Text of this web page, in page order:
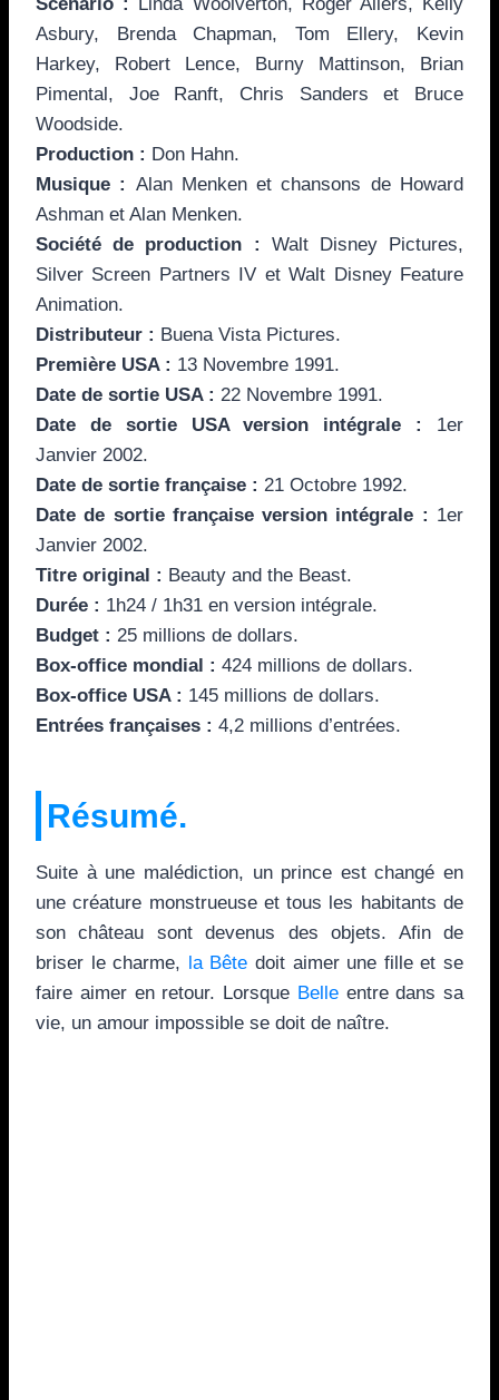
Asbury, Brenda Chapman, Tom Ellery, Kevin
Harkey, Robert Lence, Burny Mattinson, Brian
Pimental, Joe Ranft, Chris Sanders et Bruce
Woodside.
Production : Don Hahn.
Musique : Alan Menken et chansons de Howard
Ashman et Alan Menken.
Société de production : Walt Disney Pictures,
Silver Screen Partners IV et Walt Disney Feature
Animation.
Distributeur : Buena Vista Pictures.
Première USA : 13 Novembre 1991.
Date de sortie USA : 22 Novembre 1991.
Date de sortie USA version intégrale :
1er
Janvier 2002.
Date de sortie française : 21 Octobre 1992.
Date de sortie française version intégrale : 1er
Janvier 2002.
Titre original : Beauty and the Beast.
Durée : 1h24 / 1h31 en version intégrale.
Budget : 25 millions de dollars.
Box-office mondial : 424 millions de dollars.
Box-office USA : 145 millions de dollars.
Entrées françaises : 4,2 millions d’entrées.
Résumé.
Suite à une malédiction, un prince est changé en
une créature monstrueuse et tous les habitants de
son château sont devenus des objets. Afin de
briser le charme, la Bête doit aimer une fille et se
faire aimer en retour. Lorsque Belleentre dans sa
vie, un amour impossible se doit de naître.